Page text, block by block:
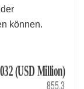
können.